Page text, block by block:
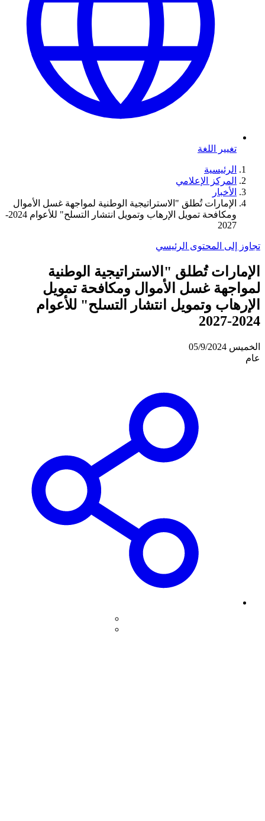
تغيير اللغة
الرئيسية
المركز الإعلامي
الأخبار
الإمارات تُطلق "الاستراتيجية الوطنية لمواجهة غسل الأموال
ومكافحة تمويل الإرهاب وتمويل انتشار التسلح" للأعوام 2024-
2027
تجاوز إلى المحتوى الرئيسي
الإمارات تُطلق "الاستراتيجية الوطنية
لمواجهة غسل الأموال ومكافحة تمويل
الإرهاب وتمويل انتشار التسلح" للأعوام
2024-2027
الخميس 05/9/2024
عام